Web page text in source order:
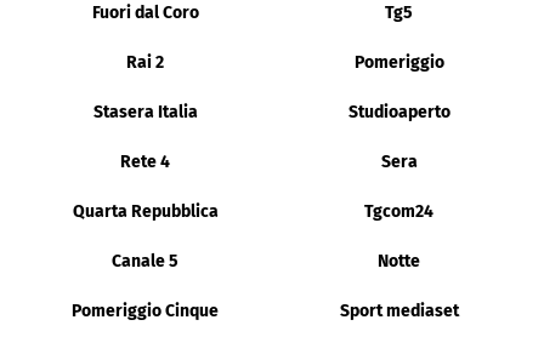
Fuori dal Coro Tg5
Rai 2 Pomeriggio
Stasera Italia Studioaperto
Rete 4 Sera
Quarta Repubblica Tgcom24
Canale 5 Notte
Pomeriggio Cinque Sport mediaset